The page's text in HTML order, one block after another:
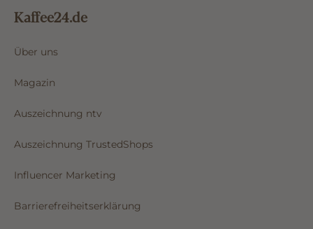
Kaffee24.de
Über uns
Magazin
Auszeichnung ntv
Auszeichnung TrustedShops
Influencer Marketing
Barrierefreiheitserklärung